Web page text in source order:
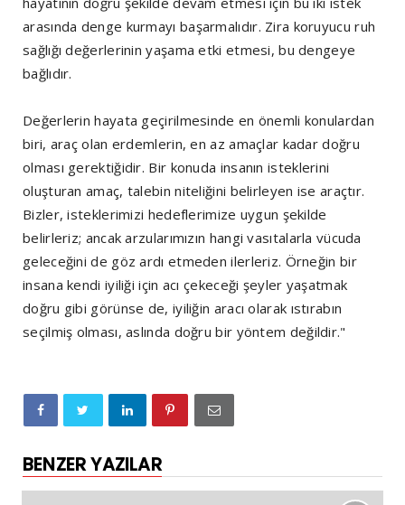
arasında denge kurmayı başarmalıdır. Zira koruyucu ruh
sağlığı değerlerinin yaşama etki etmesi, bu dengeye
bağlıdır.
Değerlerin hayata geçirilmesinde en önemli konulardan
biri, araç olan erdemlerin, en az amaçlar kadar doğru
olması gerektiğidir. Bir konuda insanın isteklerini
oluşturan amaç, talebin niteliğini belirleyen ise araçtır.
Bizler, isteklerimizi hedeflerimize uygun şekilde
belirleriz; ancak arzularımızın hangi vasıtalarla vücuda
geleceğini de göz ardı etmeden ilerleriz. Örneğin bir
insana kendi iyiliği için acı çekeceği şeyler yaşatmak
doğru gibi görünse de, iyiliğin aracı olarak ıstırabın
seçilmiş olması, aslında doğru bir yöntem değildir."
BENZER YAZILAR